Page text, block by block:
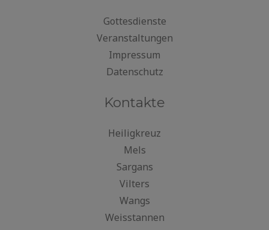
Gottesdienste
Veranstaltungen
Impressum
Datenschutz
Kontakte
Heiligkreuz
Mels
Sargans
Vilters
Wangs
Weisstannen